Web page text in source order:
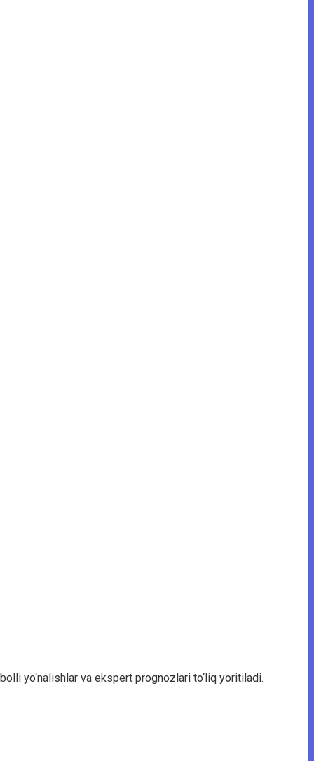
yo‘nalishlar va ekspert prognozlari to‘liq yoritiladi.